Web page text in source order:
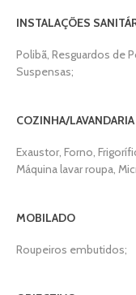
INSTALAÇÕES
Polibã, Resguardos de
Suspensas;
COZINHA/LAVANDARIA
Exaustor, Forno,
Máquina lavar roupa,
MOBILADO
Roupeiros embutidos;